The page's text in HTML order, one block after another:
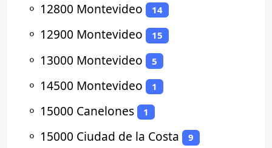
⚬ 12800 Montevideo 14
⚬ 12900 Montevideo 15
⚬ 13000 Montevideo 5
⚬ 14500 Montevideo 1
⚬ 15000 Canelones 1
⚬ 15000 Ciudad de la Costa 9